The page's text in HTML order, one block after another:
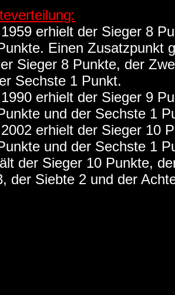
erhielt der Sieger 8
Einen Zusatzpunkt
Sieger 8 Punkte, der
Sechste 1 Punkt.
erhielt der Sieger 9
und der Sechste 1
erhielt der Sieger 10
und der Sechste 1
der Sieger 10 Punkte,
der Siebte 2 und der